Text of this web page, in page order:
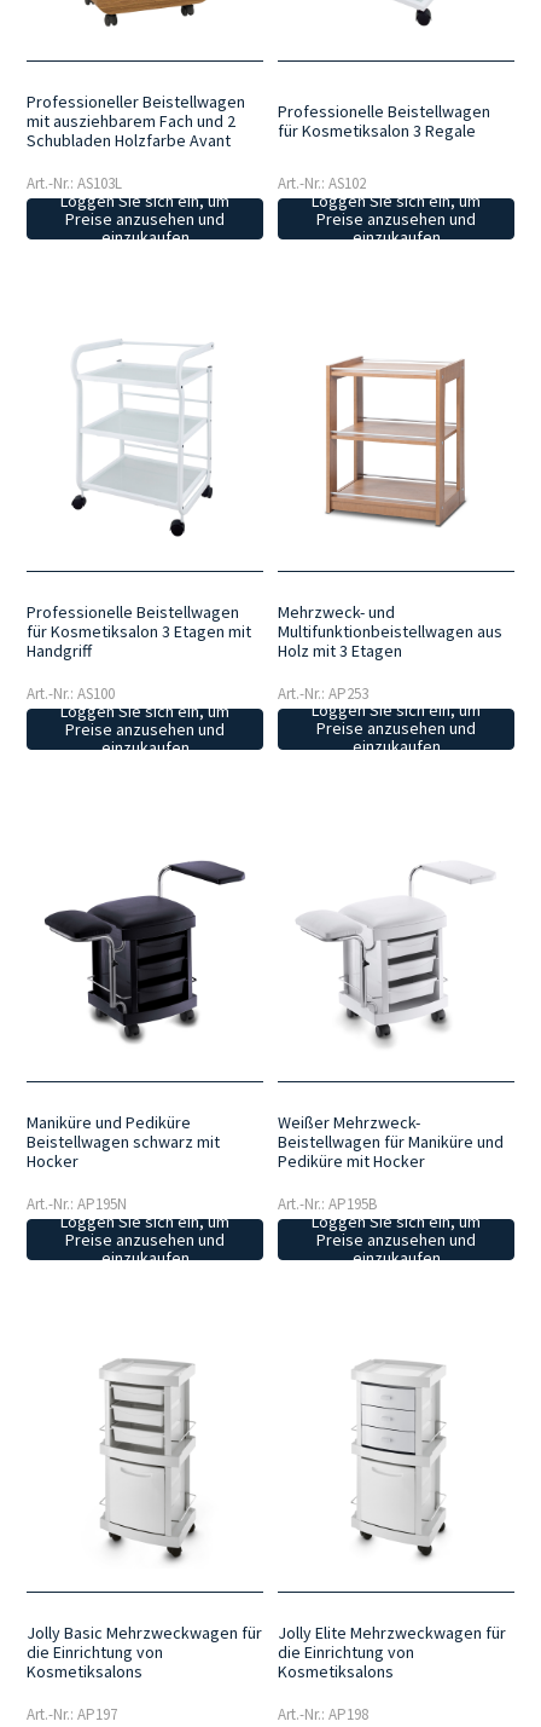
Professioneller Beistellwagen
mit ausziehbarem Fach und 2
Schubladen Holzfarbe Avant
Art.-Nr.: AS103L
Loggen Sie sich ein, um
Preise anzusehen und
einzukaufen
Professionelle Beistellwagen
für Kosmetiksalon 3 Regale
Art.-Nr.: AS102
Loggen Sie sich ein, um
Preise anzusehen und
einzukaufen
Professionelle Beistellwagen
für Kosmetiksalon 3 Etagen mit
Handgriff
Art.-Nr.: AS100
Loggen Sie sich ein, um
Preise anzusehen und
einzukaufen
Mehrzweck- und
Multifunktionbeistellwagen aus
Holz mit 3 Etagen
Art.-Nr.: AP253
Loggen Sie sich ein, um
Preise anzusehen und
einzukaufen
Maniküre und Pediküre
Beistellwagen schwarz mit
Hocker
Art.-Nr.: AP195N
Loggen Sie sich ein, um
Preise anzusehen und
einzukaufen
Weißer Mehrzweck-
Beistellwagen für Maniküre und
Pediküre mit Hocker
Art.-Nr.: AP195B
Loggen Sie sich ein, um
Preise anzusehen und
einzukaufen
Jolly Basic Mehrzweckwagen für
die Einrichtung von
Kosmetiksalons
Art.-Nr.: AP197
Jolly Elite Mehrzweckwagen für
die Einrichtung von
Kosmetiksalons
Art.-Nr.: AP198